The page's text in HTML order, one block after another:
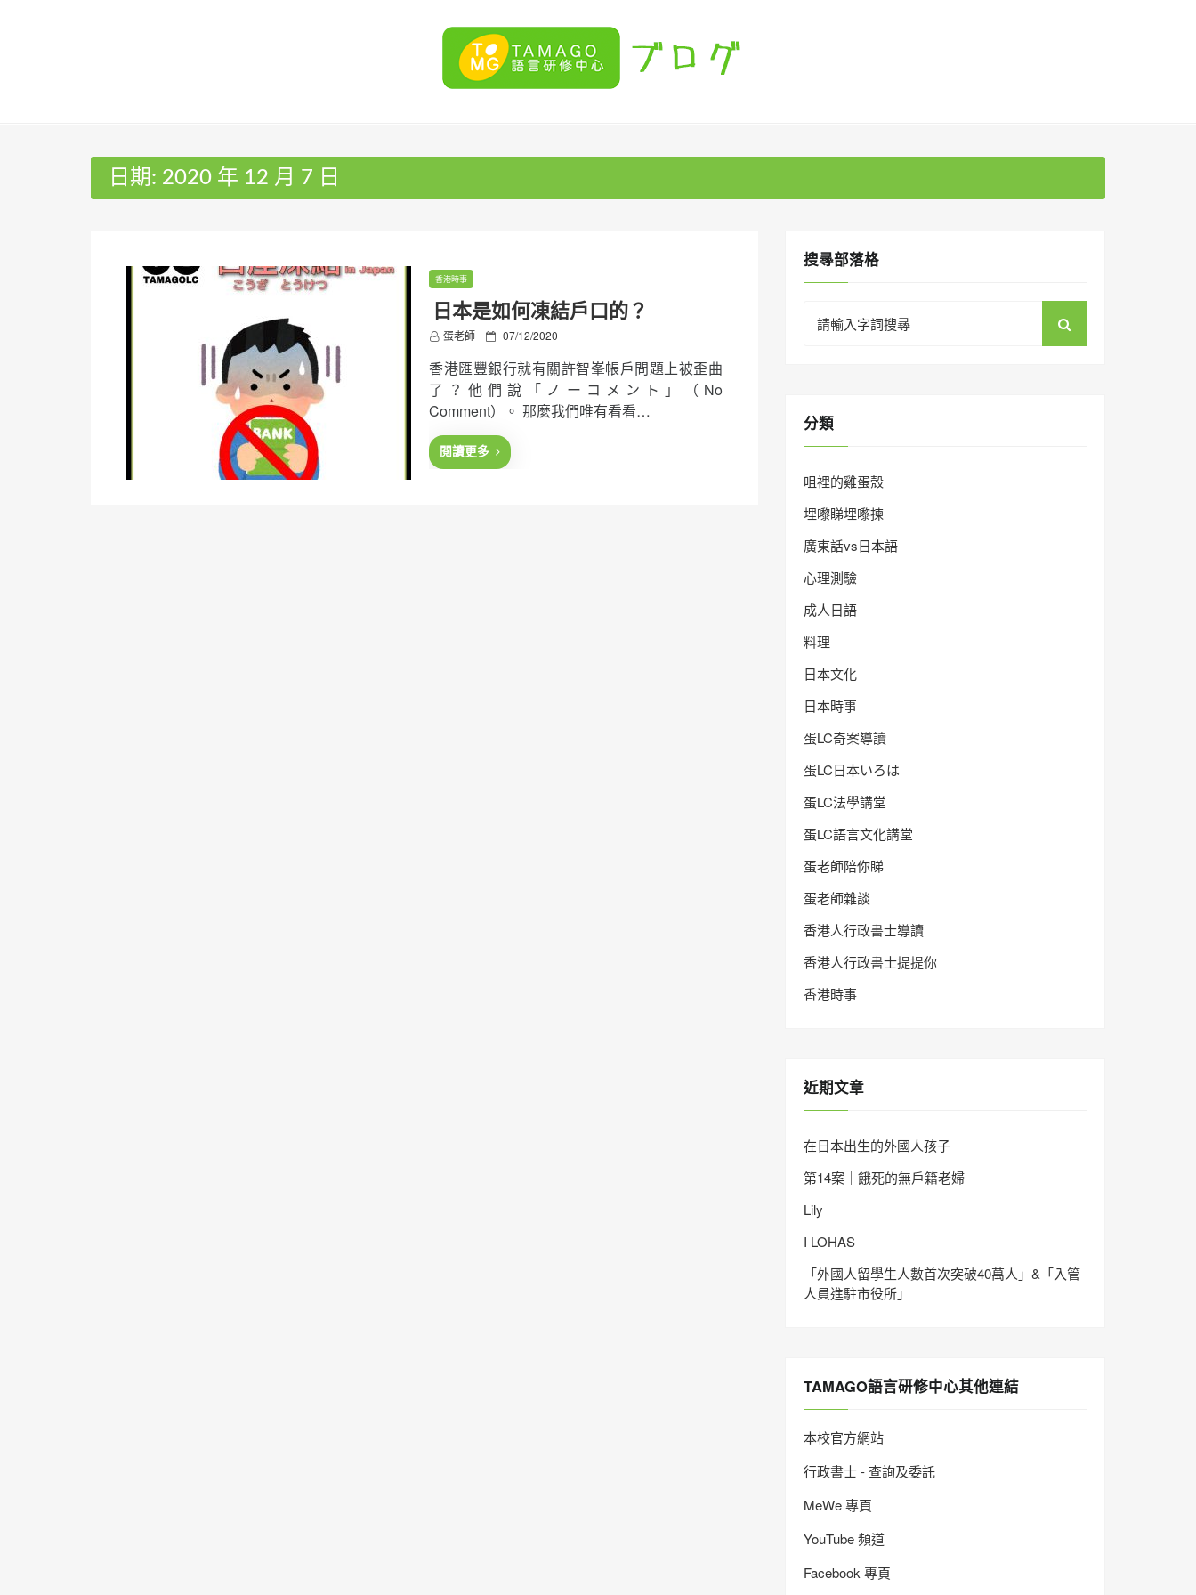
日期: 2020 年 12 月 7 日
香港時事
日本是如何凍結戶口的？
蛋老師
P
s
t
e
n
07/12/2020
香港匯豐銀行就有關許智峯帳戶問題上被歪曲
了？他們說「ノーコメント」（No
Comment）。 那麼我們唯有看看…
閱讀更多
搜㝷部落格
for:
分類
咀裡的雞蛋殼
埋嚟睇埋嚟揀
廣東話vs日本語
心理測驗
成人日語
料理
日本文化
日本時事
蛋LC奇案導讀
蛋LC日本いろは
蛋LC法學講堂
蛋LC語言文化講堂
蛋老師陪你睇
蛋老師雜談
香港人行政書士導讀
香港人行政書士提提你
香港時事
近期文章
在日本出生的外國人孩子
第14案｜餓死的無戶籍老婦
Lily
I LOHAS
「外國人留學生人數首次突破40萬人」&「入管
人員進駐市役所」
TAMAGO語言研修中心其他連結
本校官方網站
行政書士 - 查詢及委託
MeWe 專頁
YouTube 頻道
Facebook 專頁